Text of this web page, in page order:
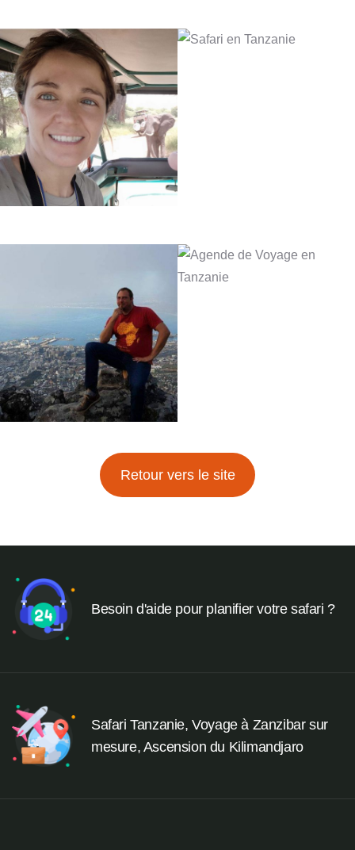
Retour vers le site
Besoin d'aide pour planifier votre safari ?
Safari Tanzanie, Voyage à Zanzibar sur
mesure, Ascension du Kilimandjaro